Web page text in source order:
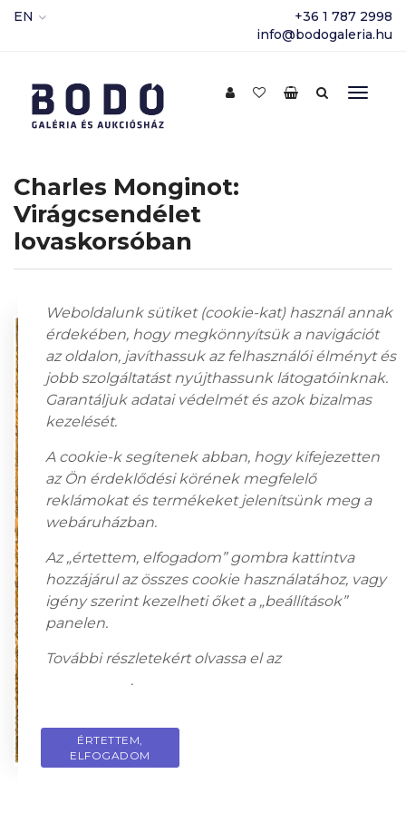
EN
+36 1 787 2998
info@bodogaleria.hu
Charles Monginot:
Virágcsendélet
lovaskorsóban
Weboldalunk sütiket (cookie-kat) használ annak
érdekében, hogy megkönnyítsük a navigációt
az oldalon, javíthassuk az felhasználói élményt és
jobb szolgáltatást nyújthassunk látogatóinknak.
Garantáljuk adatai védelmét és azok bizalmas
kezelését.
A cookie-k segítenek abban, hogy kifejezetten
az Ön érdeklődési körének megfelelő
reklámokat és termékeket jelenítsünk meg a
webáruházban.
Az „értettem, elfogadom” gombra kattintva
hozzájárul az összes cookie használatához, vagy
igény szerint kezelheti őket a „beállítások”
panelen.
További részletekért olvassa el az
.
ÉRTETTEM,
ELFOGADOM